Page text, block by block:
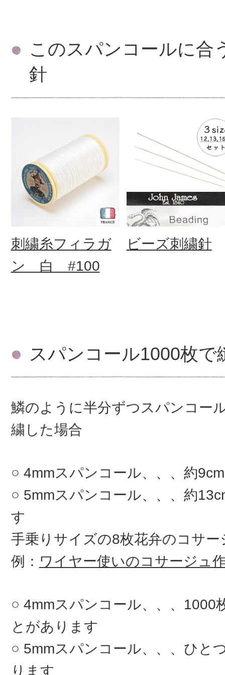
このスパンコールに合
針
刺繍糸フィラガ
ン 白 #100
ビーズ刺繍針
スパンコール1000枚で
鱗のように半分ずつスパンコー
繍した場合
4mmスパンコール、、、約
5mmスパンコール、、、約
す
手乗りサイズの8枚花弁のコサ
例： ワイヤー使いのコサージュ
4mmスパンコール、、、1000
とがあります
5mmスパンコール、、、ひと
ります